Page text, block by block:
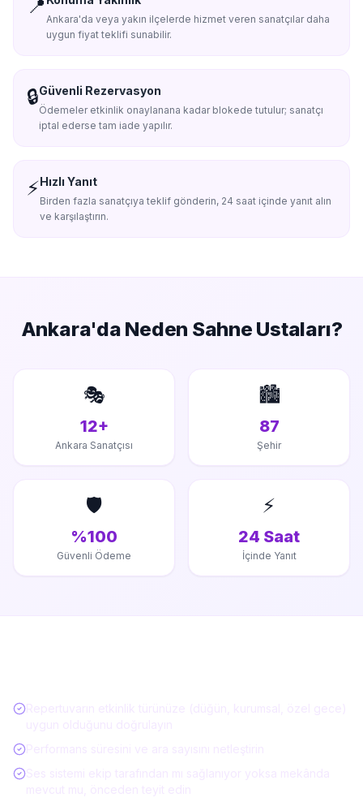
📍
Ankara'da veya yakın ilçelerde hizmet veren sanatçılar daha
uygun fiyat teklifi sunabilir.
🔒Güvenli Rezervasyon
Ödemeler etkinlik onaylanana kadar blokede tutulur; sanatçı
iptal ederse tam iade yapılır.
⚡Hızlı Yanıt
Birden fazla sanatçıya teklif gönderin, 24 saat içinde yanıt alın
ve karşılaştırın.
Ankara'da Neden Sahne Ustaları?
🎭
12+
Ankara Sanatçısı
🏙️
87
Şehir
🛡️
%100
Güvenli Ödeme
⚡
24 Saat
İçinde Yanıt